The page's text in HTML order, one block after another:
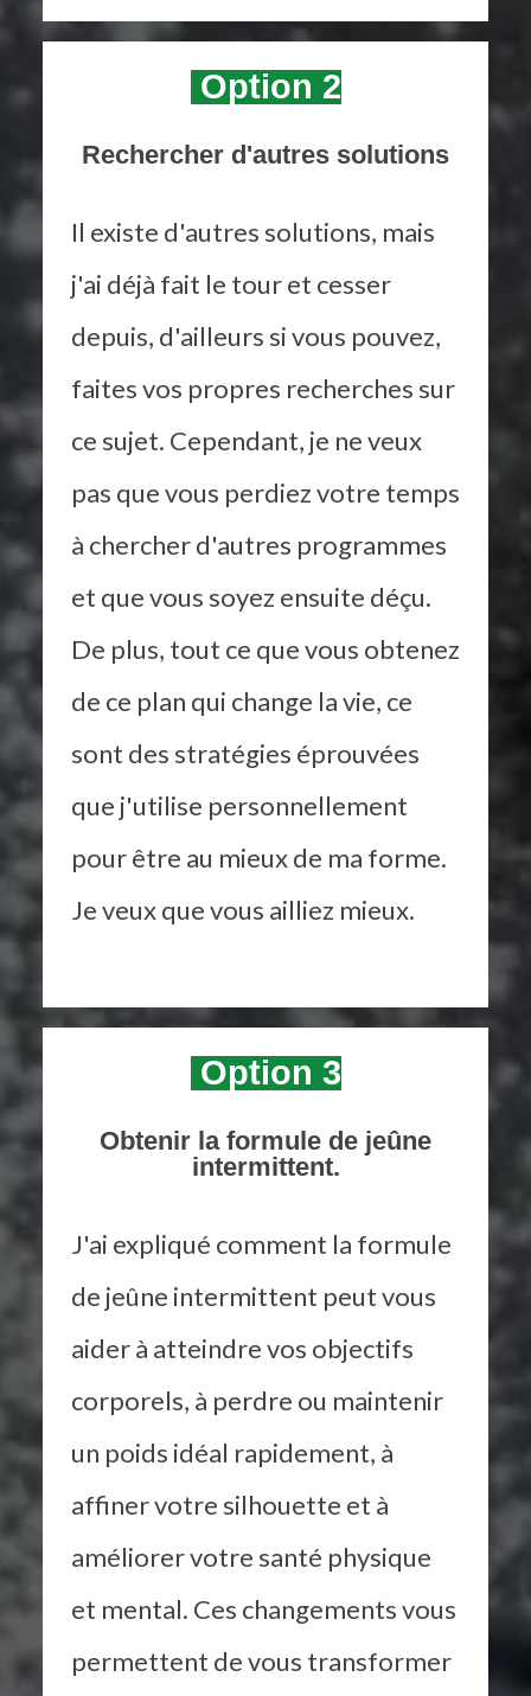
Option 2
Rechercher d'autres solutions
Il existe d'autres solutions, mais
j'ai déjà fait le tour et cesser
depuis, d'ailleurs si vous pouvez,
faites vos propres recherches sur
ce sujet. Cependant, je ne veux
pas que vous perdiez votre temps
à chercher d'autres programmes
et que vous soyez ensuite déçu.
De plus, tout ce que vous obtenez
de ce plan qui change la vie, ce
sont des stratégies éprouvées
que j'utilise personnellement
pour être au mieux de ma forme.
Je veux que vous ailliez mieux.
Option 3
Obtenir la formule de jeûne
intermittent.
J'ai expliqué comment la formule
de jeûne intermittent peut vous
aider à atteindre vos objectifs
corporels, à perdre ou maintenir
un poids idéal rapidement, à
affiner votre silhouette et à
améliorer votre santé physique
et mental. Ces changements vous
permettent de vous transformer